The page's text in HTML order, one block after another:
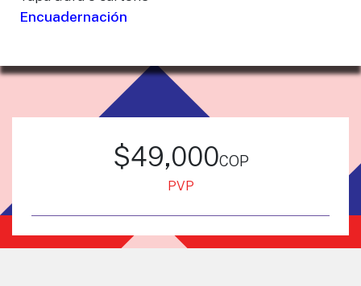
Encuadernación
$49,000cop
PVP